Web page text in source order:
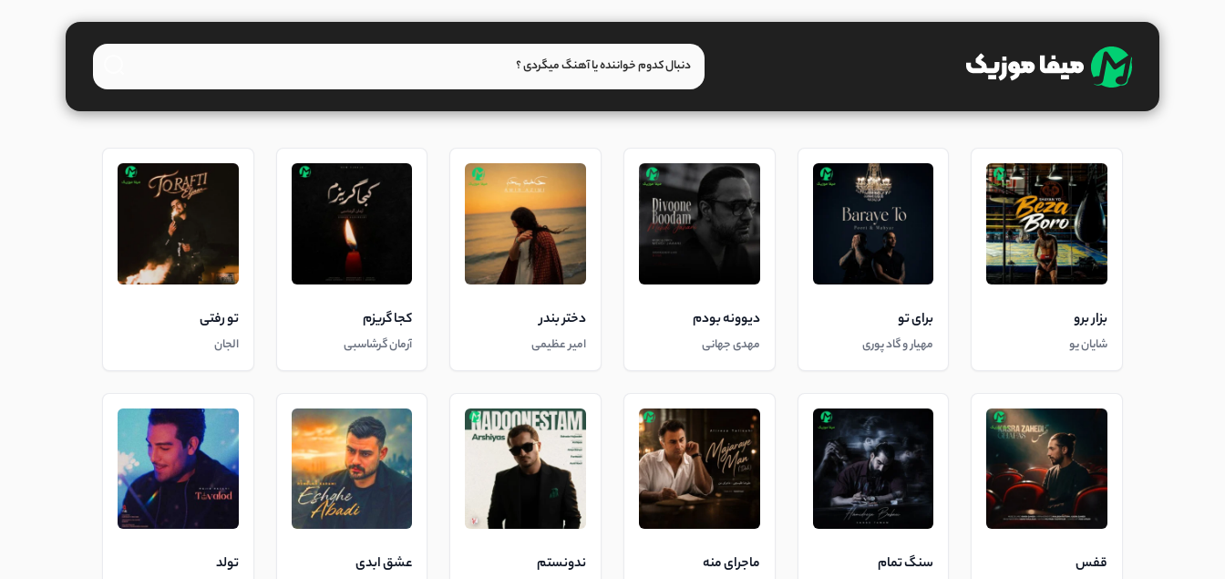
بزار برو
شایان یو
برای تو
مهیار و گاد پوری
دیوونه بودم
مهدی جهانی
دختر بندر
امیر عظیمی
کجا گریزم
آرمان گرشاسبی
تو رفتی
الجان
قفس سنگ تمام ماجرای منه ندونستم عشق ابدی تولد